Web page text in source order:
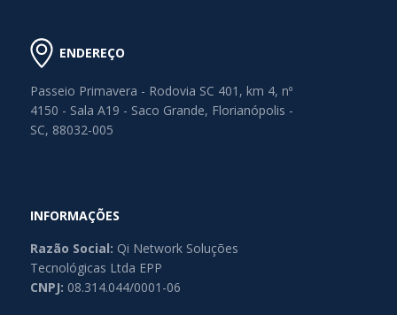
ENDEREÇO
Passeio Primavera - Rodovia SC 401, km 4, nº
4150 - Sala A19 - Saco Grande, Florianópolis -
SC, 88032-005
INFORMAÇÕES
Razão Social: Qi Network Soluções
Tecnológicas Ltda EPP
CNPJ: 08.314.044/0001-06